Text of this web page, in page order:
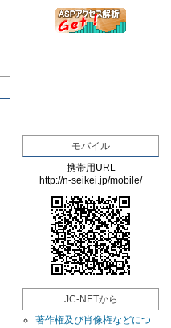
モバイル
携帯用URL
http://n-seikei.jp/mobile/
JC-NETから
著作権及び肖像権などにつ